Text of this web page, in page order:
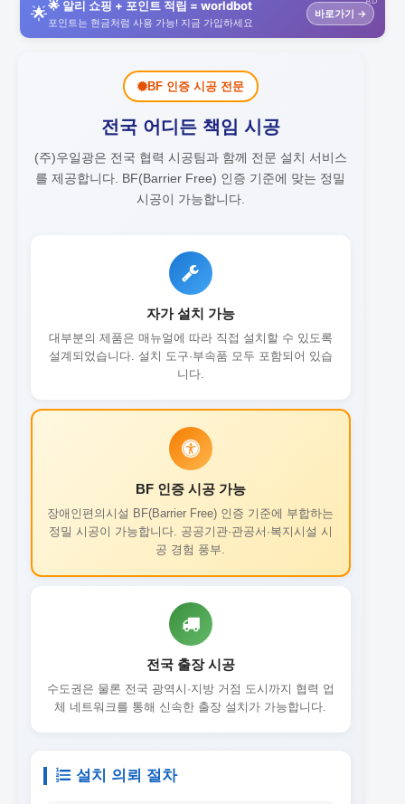
🌟🌟 알리 쇼핑 + 포인트 적립 = worldbot
포인트는 현금처럼 사용 가능! 지금 가입하세요
바로가기 →
BF 인증 시공 전문
전국 어디든 책임 시공
(주)우일광은 전국 협력 시공팀과 함께 전문 설치 서비스
를 제공합니다. BF(Barrier Free) 인증 기준에 맞는 정밀
시공이 가능합니다.
자가 설치 가능
대부분의 제품은 매뉴얼에 따라 직접 설치할 수 있도록
설계되었습니다. 설치 도구·부속품 모두 포함되어 있습
니다.
BF 인증 시공 가능
장애인편의시설 BF(Barrier Free) 인증 기준에 부합하는
정밀 시공이 가능합니다. 공공기관·관공서·복지시설 시
공 경험 풍부.
전국 출장 시공
수도권은 물론 전국 광역시·지방 거점 도시까지 협력 업
체 네트워크를 통해 신속한 출장 설치가 가능합니다.
설치 의뢰 절차